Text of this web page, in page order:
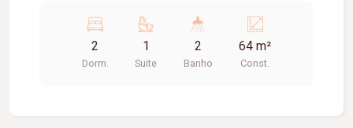
bem iluminada, sacada com churrasqueira,
cozinha com armários planejados e cooktop, área
de serviço com armário e 01 banheiro social com
2
Dorm.
1
Suite
2
Banho
64 m²
Const.